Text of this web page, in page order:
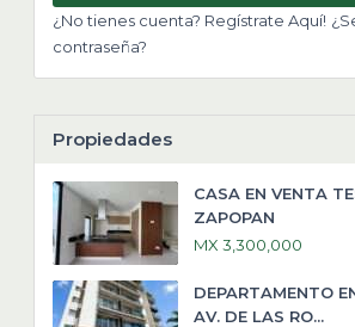
¿No tienes cuenta? Regístrate Aquí!
contraseña?
Propiedades
CASA EN VENTA
ZAPOPAN
MX 3,300,000
DEPARTAMENTO
AV. DE LAS RO...